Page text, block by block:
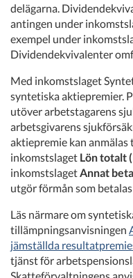
delägarna.
antingen under
exempel under
Dividendekvivalenter
Med inkomstslaget
syntetiska aktiepremier.
utöver arbetstagarens
arbetsgivarens
aktiepremie kan
inkomstslaget Lön totalt
inkomstslaget Annat
utgör förmån som
Läs närmare om
tillämpningsanvisningen
jämställda
tjänst för
Skatteförvaltningens